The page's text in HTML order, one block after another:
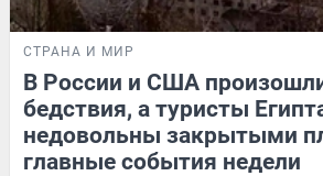
СТРАНА И МИР
В России и США
бедствия, а туристы
недовольны закрытыми
главные события недели